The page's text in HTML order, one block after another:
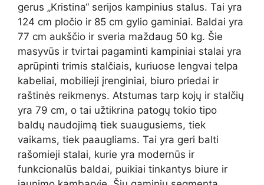
gerus „Kristina“ serijos kampinius stalus. Tai yra
124 cm pločio ir 85 cm gylio gaminiai. Baldai yra
77 cm aukščio ir sveria maždaug 50 kg. Šie
masyvūs ir tvirtai pagaminti kampiniai stalai yra
aprūpinti trimis stalčiais, kuriuose lengvai telpa
kabeliai, mobilieji įrenginiai, biuro priedai ir
raštinės reikmenys. Atstumas tarp kojų ir stalčių
yra 79 cm, o tai užtikrina patogų tokio tipo
baldų naudojimą tiek suaugusiems, tiek
vaikams, tiek paaugliams. Tai yra geri balti
rašomieji stalai, kurie yra modernūs ir
funkcionalūs baldai, puikiai tinkantys biure ir